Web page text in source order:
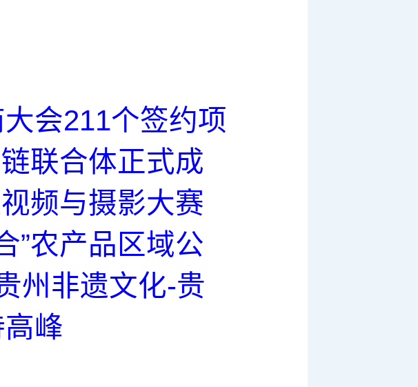
会211个签约项
联合体正式成
频与摄影大赛
”农产品区域公
州非遗文化-贵
峰